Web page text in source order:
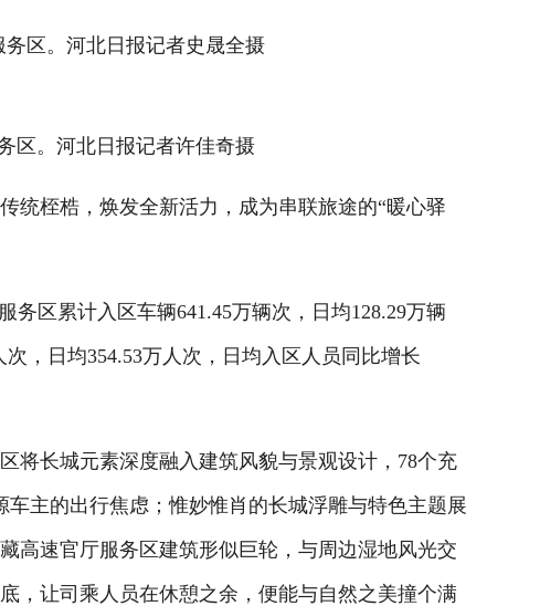
区。河北日报记者史晟全摄
。河北日报记者许佳奇摄
桎梏，焕发全新活力，成为串联旅途的“暖心驿
区累计入区车辆641.45万辆次，日均128.29万辆
，日均354.53万人次，日均入区人员同比增长
长城元素深度融入建筑风貌与景观设计，78个充
主的出行焦虑；惟妙惟肖的长城浮雕与特色主题展
高速官厅服务区建筑形似巨轮，与周边湿地风光交
，让司乘人员在休憩之余，便能与自然之美撞个满